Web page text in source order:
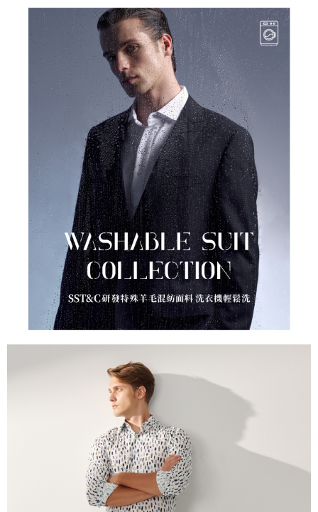
※ 請注意：結帳手續完成當下不需立刻繳費，但若您需要取消訂單，請聯絡
購買商品的店家。未經商家同意取消之訂單仍視為有效，需透過AFTEE先享
後付繳納相關費用。
※ 交易是否成功請以「AFTEE先享後付 」之結帳頁面顯示為準，若有關於
是否繳費成功／繳費後需取消欲退款等相關疑問，請聯繫「AFTEE先享後付
客戶支援中心」
https://netprotections.freshdesk.com/support/home
【注意事項】
１．透過由恩沛科技股份有限公司提供之「AFTEE先享後付」服務完成之交
易，需依本服務之必要範圍內提供個人資料，並將交易相關給付款項請求債
權轉讓予恩沛科技股份有限公司。
２．關於個人資料處理事宜，請瀏覽以下網址：
https://aftee.tw/terms/#terms3
３．未成年的使用者請事先徵得法定代理人或監護人之同意方可使用
「AFTEE先享後付」，若未經同意申辦者引起之損失，本公司不負相關責
４．使用「AFTEE先享後付」時，將依據個別帳號之用戶狀況，依本公司即
時審查核予不同之上限額度；若仍有額度不足之情形，本公司將視審查結果
請求用戶進行身份認證。
５．嚴禁一人註冊多個帳號或使用他人資訊註冊。若發現惡意使用之情形，
恩沛科技股份有限公司將有權停止該用戶之使用額度並採取法律行動。